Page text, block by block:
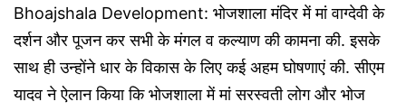
Bhoajshala Development: भोजशाला मंदिर में मां वाग्देवी के
दर्शन और पूजन कर सभी के मंगल व कल्याण की कामना की. इसके
साथ ही उन्होंने धार के विकास के लिए कई अहम घोषणाएं की. सीएम
यादव ने ऐलान किया कि भोजशाला में मां सरस्वती लोग और भोज